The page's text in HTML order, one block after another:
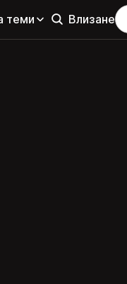
теми Влизане